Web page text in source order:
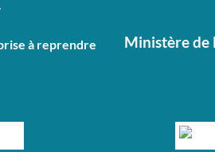
à reprendre Ministère de